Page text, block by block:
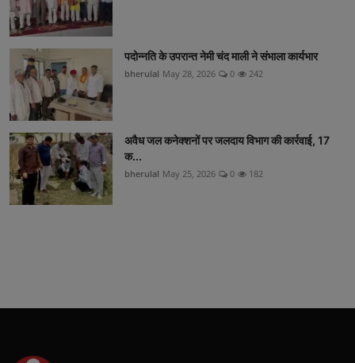
पदोन्नति के उपरान्त नेमी चंद माली ने संभाला कार्यभार
bherulal May 28, 2026 0 242
अवैध जल कनेक्शनों पर जलदाय विभाग की कार्रवाई, 17
क...
bherulal May 25, 2026 0 182